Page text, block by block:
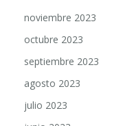
octubre 2023
septiembre 2023
agosto 2023
julio 2023
junio 2023